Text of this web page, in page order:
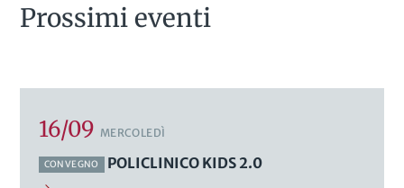
Prossimi eventi
16/09 MERCOLEDÌ
CONVEGNO POLICLINICO KIDS 2.0